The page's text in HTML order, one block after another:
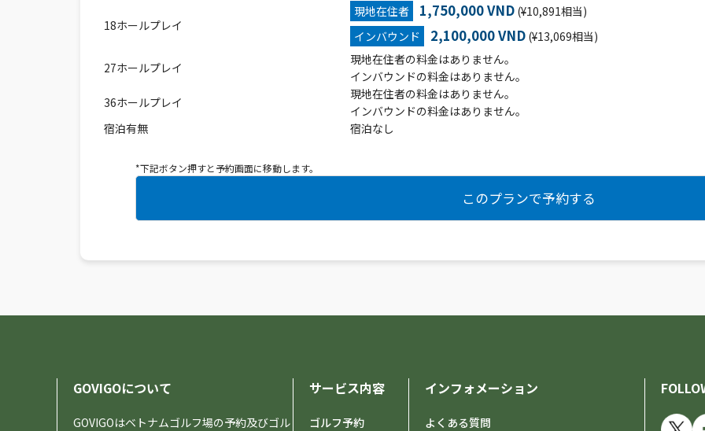
18ホールプレイ
現地在住者 1,750,000 VND (¥10,891相当)
インバウンド
2,100,000 VND (¥13,069相当)
27ホールプレイ
現地在住者の料金はありません。
インバウンドの料金はありません。
36ホールプレイ
現地在住者の料金はありません。
インバウンドの料金はありません。
宿泊有無
宿泊なし
*下記ボタン押すと予約画面に移動します。
GOVIGOについて
GOVIGOはベトナムゴルフ場の予約及びゴル
サービス内容
ゴルフ予約
インフォメーション
よくある質問